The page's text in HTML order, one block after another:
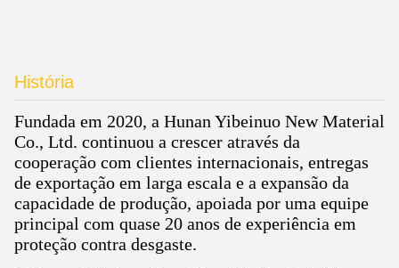
História
Fundada em 2020, a Hunan Yibeinuo New Material
Co., Ltd. continuou a crescer através da
cooperação com clientes internacionais, entregas
de exportação em larga escala e a expansão da
capacidade de produção, apoiada por uma equipe
principal com quase 20 anos de experiência em
proteção contra desgaste.